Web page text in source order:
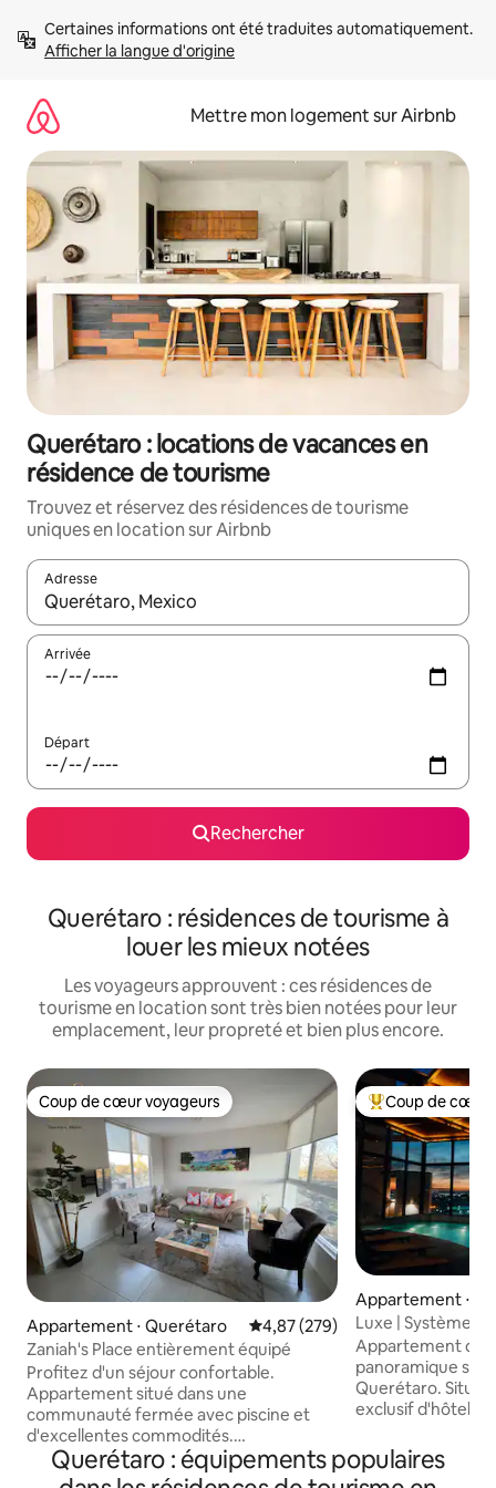
directement
Afficher la langue d'origine
Mettre mon logement sur Airbnb
Querétaro : locations de vacances en
résidence de tourisme
Trouvez et réservez des résidences de tourisme
uniques en location sur Airbnb
Adresse
Lorsque les résultats s'affichent, utilisez les flèches vers le
Arrivée
Départ
Rechercher
Querétaro : résidences de tourisme à
louer les mieux notées
Les voyageurs approuvent : ces résidences de
tourisme en location sont très bien notées pour leur
emplacement, leur propreté et bien plus encore.
Coup de cœur voyageurs
Coup de cœur voyageurs
Appartement ⋅ Querétaro Évaluation moyenne sur la
4,87 (279)
Zaniah's Place entièrement équipé
Profitez d'un séjour confortable.
Appartement situé dans une
communauté fermée avec piscine et
d'excellentes commodités.
L'appartement offre une ambiance
chaleureuse et fonctionnelle, idéale
Coups de cœur
Coup de cœur
Appartement ⋅
rétaro
Luxe | Système
panoramiques
Appartement de
panoramique
Querétaro. Situé
exclusif d'hôtels
Profitez d'une
cuisine
Querétaro : équipements populaires